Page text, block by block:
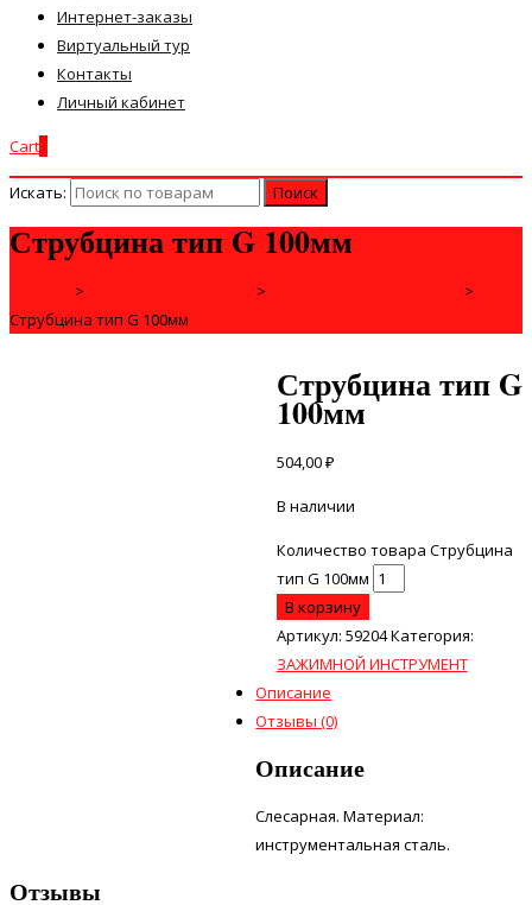
Интернет-заказы
Виртуальный тур
Контакты
Личный кабинет
Cart
Искать:
Струбцина тип G 100мм
> >
>
Струбцина тип G 100мм
Струбцина тип G
100мм
504,00₽
В наличии
Количество товара Струбцина
тип G 100мм
В корзину
Артикул: 59204Категория:
ЗАЖИМНОЙ ИНСТРУМЕНТ
Описание
Отзывы (0)
Описание
Слесарная. Материал:
инструментальная сталь.
Отзывы